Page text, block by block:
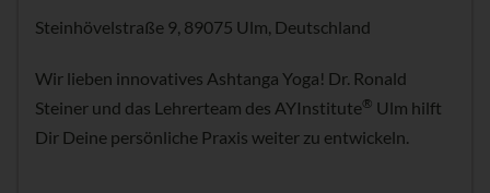
Steinhövelstraße 9, 89075 Ulm, Deutschland
Wir lieben innovatives Ashtanga Yoga! Dr. Ronald
Steiner und das Lehrerteam des AYInstitute® Ulm hilft
Dir Deine persönliche Praxis weiter zu entwickeln.